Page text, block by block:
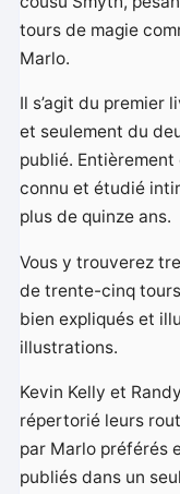
tours de magie
Marlo.
Il s’agit du premier
et seulement du
publié.
connu et étudié
plus de quinze ans.
Vous y trouverez
de trente-cinq
bien expliqués et
illustrations.
Kevin Kelly et
répertorié leurs
par Marlo préférés
publiés dans un